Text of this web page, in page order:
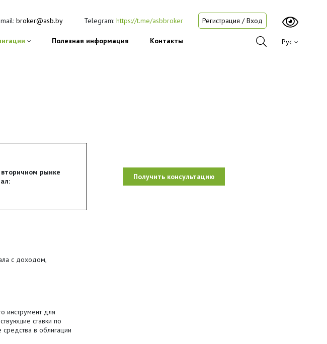
broker@asb.by Telegram: https://t.me/asbbroker
Полезная информация Контакты
Регистрация / Вход
Рус
рынке
Получить консультацию
с доходом,
инструмент для
ставки по
в облигации